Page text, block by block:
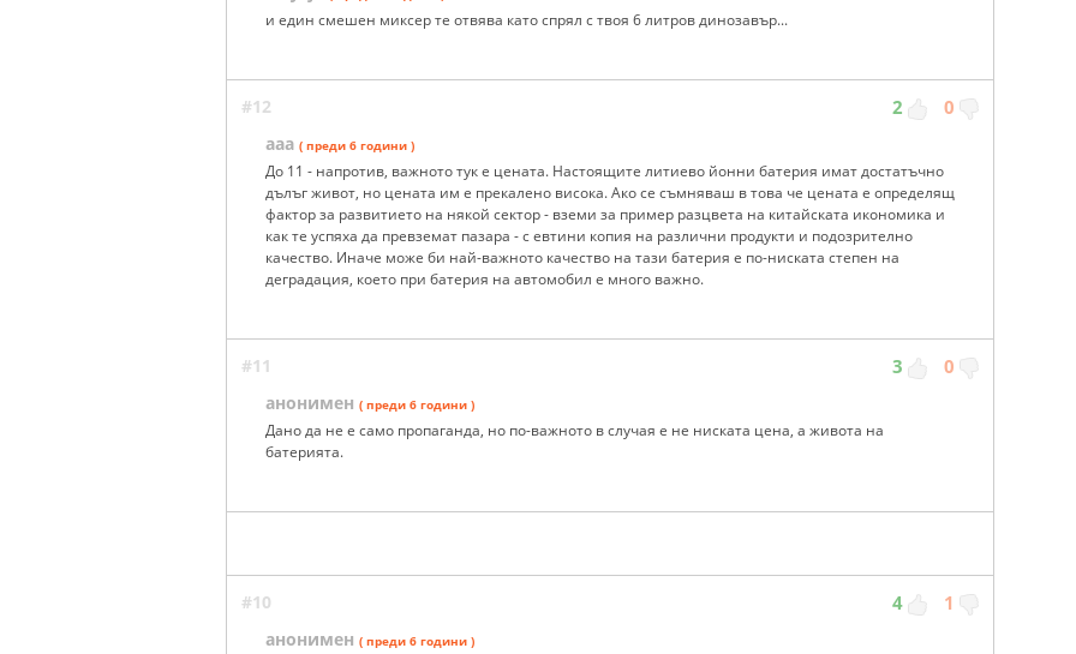
и един смешен миксер те отвява като спрял с твоя 6 литров динозавър...
#12 2 0
ааа ( преди 6 години )
До 11 - напротив, важното тук е цената. Настоящите литиево йонни батерия имат достатъчно
дълъг живот, но цената им е прекалено висока. Ако се съмняваш в това че цената е определящ
фактор за развитието на някой сектор - вземи за пример разцвета на китайската икономика и
как те успяха да превземат пазара - с евтини копия на различни продукти и подозрително
качество. Иначе може би най-важното качество на тази батерия е по-ниската степен на
деградация, което при батерия на автомобил е много важно.
#11 3 0
анонимен ( преди 6 години )
Дано да не е само пропаганда, но по-важното в случая е не ниската цена, а живота на
батерията.
#10 4 1
анонимен ( преди 6 години )